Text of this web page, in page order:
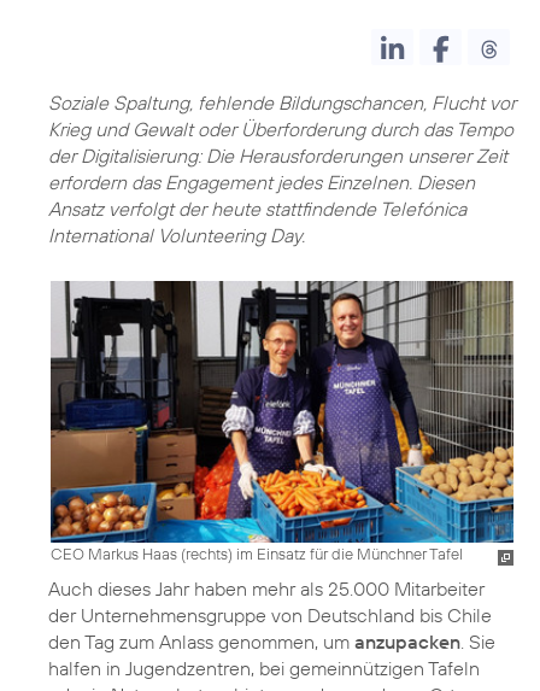
Soziale Spaltung, fehlende Bildungschancen, Flucht vor
Krieg und Gewalt oder Überforderung durch das Tempo
der Digitalisierung: Die Herausforderungen unserer Zeit
erfordern das Engagement jedes Einzelnen. Diesen
Ansatz verfolgt der heute stattfindende Telefónica
International Volunteering Day.
CEO Markus Haas (rechts) im Einsatz für die Münchner Tafel
Auch dieses Jahr haben mehr als 25.000 Mitarbeiter
der Unternehmensgruppe von Deutschland bis Chile
den Tag zum Anlass genommen, um anzupacken . Sie
halfen in Jugendzentren, bei gemeinnützigen Tafeln